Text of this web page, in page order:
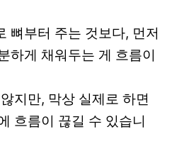
뼈부터 주는 것보다, 먼저
하게 채워두는 게 흐름이
지만, 막상 실제로 하면
흐름이 끊길 수 있습니